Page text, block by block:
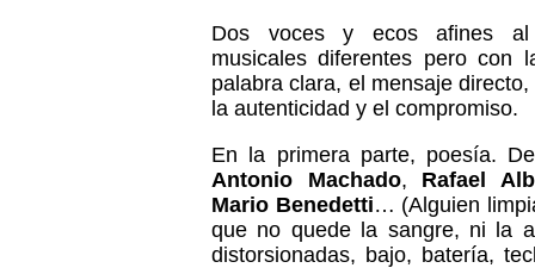
Dos voces y ecos afines al
musicales diferentes pero con
palabra clara, el mensaje
la autenticidad y el compromiso.
En la primera parte, poesía.
Antonio Machado, Rafael
Mario Benedetti… (Alguien
que no quede la sangre, ni la
distorsionadas, bajo, batería,